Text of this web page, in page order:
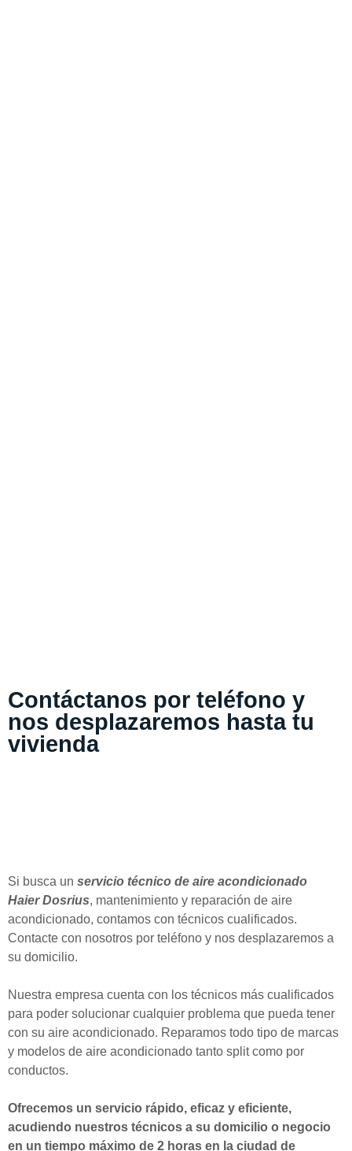
Contáctanos por teléfono y
nos desplazaremos hasta tu
vivienda
Si busca un servicio técnico de aire acondicionado
HaierDosrius, mantenimiento y reparación de aire
acondicionado, contamos con técnicos cualificados.
Contacte con nosotros por teléfono y nos desplazaremos a
su domicilio.
Nuestra empresa cuenta con los técnicos más cualificados
para poder solucionar cualquier problema que pueda tener
con su aire acondicionado. Reparamos todo tipo de marcas
y modelos de aire acondicionado tanto split como por
conductos.
Ofrecemos un servicio rápido, eficaz y eficiente,
acudiendo nuestros técnicos a su domicilio o negocio
en un tiempo máximo de 2 horas en la ciudad de